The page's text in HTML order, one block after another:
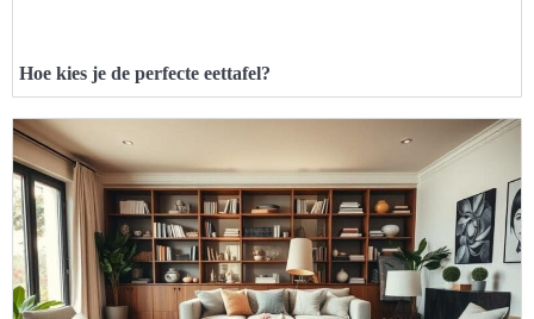
Hoe kies je de perfecte eettafel?